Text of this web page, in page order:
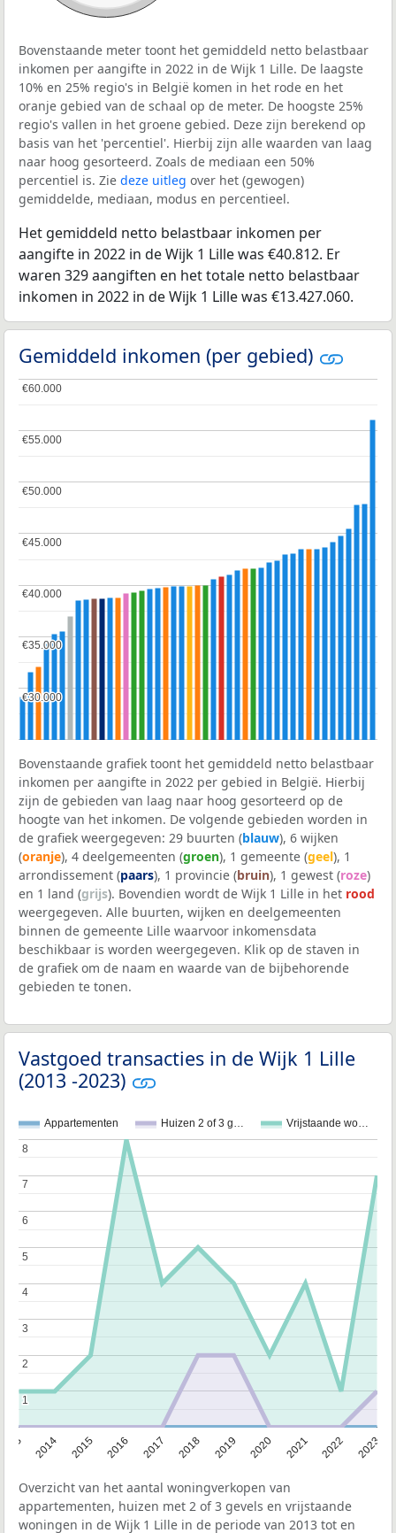
Bovenstaande meter toont het gemiddeld netto belastbaar
inkomen per aangifte in 2022 in de Wijk 1 Lille. De laagste
10% en 25% regio's in België komen in het rode en het
oranje gebied van de schaal op de meter. De hoogste 25%
regio's vallen in het groene gebied. Deze zijn berekend op
basis van het 'percentiel'. Hierbij zijn alle waarden van laag
naar hoog gesorteerd. Zoals de mediaan een 50%
percentiel is. Zie deze uitleg over het (gewogen)
gemiddelde, mediaan, modus en percentieel.
Het gemiddeld netto belastbaar inkomen per
aangifte in 2022 in de Wijk 1 Lille was €40.812. Er
waren 329 aangiften en het totale netto belastbaar
inkomen in 2022 in de Wijk 1 Lille was €13.427.060.
Gemiddeld inkomen (per gebied)
€30.000
€30.000
€35.000
€35.000
€40.000
€40.000
€45.000
€45.000
€50.000
€50.000
€55.000
€55.000
€60.000
€60.000
Bovenstaande grafiek toont het gemiddeld netto belastbaar
inkomen per aangifte in 2022 per gebied in België. Hierbij
zijn de gebieden van laag naar hoog gesorteerd op de
hoogte van het inkomen. De volgende gebieden worden in
de grafiek weergegeven: 29 buurten (blauw), 6 wijken
(oranje), 4 deelgemeenten (groen), 1 gemeente (geel), 1
arrondissement (paars), 1 provincie (bruin), 1 gewest (roze)
en 1 land (grijs). Bovendien wordt de Wijk 1 Lille in het rood
weergegeven. Alle buurten, wijken en deelgemeenten
binnen de gemeente Lille waarvoor inkomensdata
beschikbaar is worden weergegeven. Klik op de staven in
de grafiek om de naam en waarde van de bijbehorende
gebieden te tonen.
Vastgoed transacties in de Wijk 1 Lille
(2013 -2023)
Appartementen Huizen 2 of 3 g… Vrijstaande wo…
2014 2015 2016 2017 2018 2019 2020 2021 2022 2023
1
1
2
2
3
3
4
4
5
5
6
6
7
7
8
8
Overzicht van het aantal woningverkopen van
appartementen, huizen met 2 of 3 gevels en vrijstaande
woningen in de Wijk 1 Lille in de periode van 2013 tot en